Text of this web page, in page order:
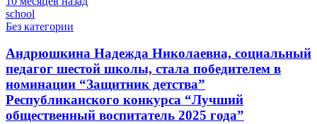
school
Без категории
Андрюшкина Надежда Николаевна, социальный
педагог шестой школы, стала победителем в
номинации “Защитник детства”
Республиканского конкурса “Лучший
общественный воспитатель 2025 года”